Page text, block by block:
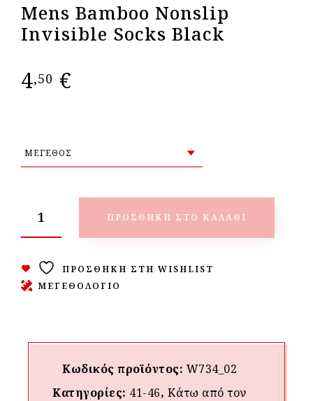
Mens Bamboo Nonslip
Invisible Socks Black
4,50 €
ΠΡΟΣΘΉΚΗ ΣΤΟ ΚΑΛΆΘΙ
ΠΡΟΣΘΉΚΗ ΣΤΗ WISHLIST
ΜΕΓΕΘΟΛΟΓΙΟ
Κωδικός προϊόντος: W734_02
Κατηγορίες: 41-46, Κάτω από τον